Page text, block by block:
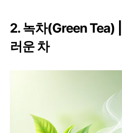
2. 녹차(Green Tea)
러운 차